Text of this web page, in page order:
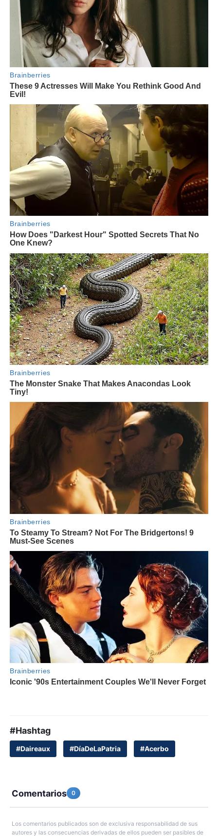
#Hashtag
#Daireaux #DíaDeLaPatria #Acerbo
Comentarios 0
Los comentarios publicados son de exclusiva responsabilidad de sus
autores y las consecuencias derivadas de ellos pueden ser pasibles de